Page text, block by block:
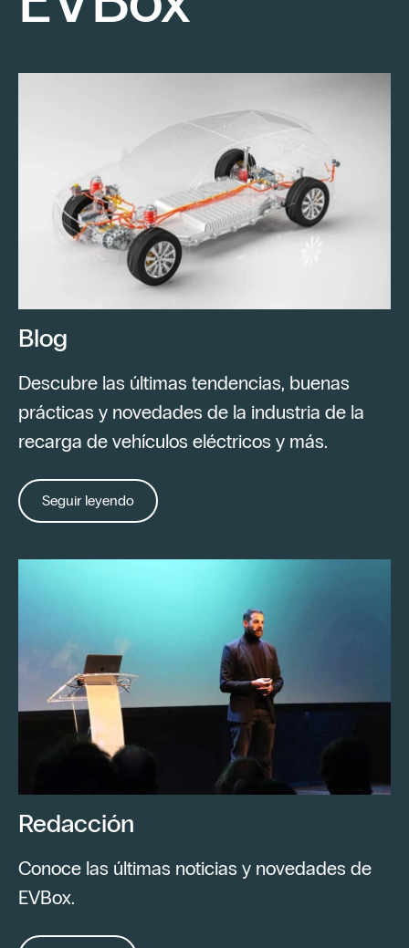
Blog
Descubre las últimas tendencias, buenas
prácticas y novedades de la industria de la
recarga de vehículos eléctricos y más.
Seguir leyendo
Redacción
Conoce las últimas noticias y novedades de
EVBox.